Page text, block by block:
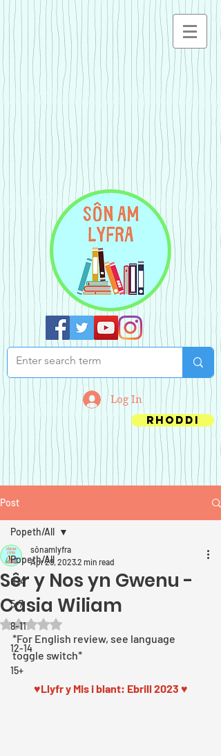
Log In
Rhoddi
Post
Popeth/All
0-4
5-7
8-11
12-14
15+
Popeth/All
Sêr y Nos yn Gwenu -
Casia Wiliam
sônamlyfra
Apr 29, 20232 min read
Rated NaN out of 5 stars.
*For English review, see language
toggle switch*
♥Llyfr y Mis i blant: Ebrill 2023 ♥